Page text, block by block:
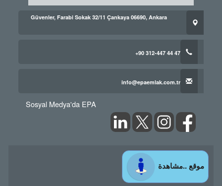
Güvenler, Farabi Sokak 32/11 Çankaya 06690, Ankara
+90 312-447 44 47
info@epaemlak.com.tr
Sosyal Medya'da EPA
موقع ..مشاهدة